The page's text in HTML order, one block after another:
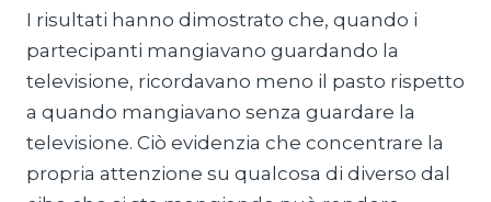
I risultati hanno dimostrato che, quando i
partecipanti mangiavano guardando la
televisione, ricordavano meno il pasto rispetto
a quando mangiavano senza guardare la
televisione. Ciò evidenzia che concentrare la
propria attenzione su qualcosa di diverso dal